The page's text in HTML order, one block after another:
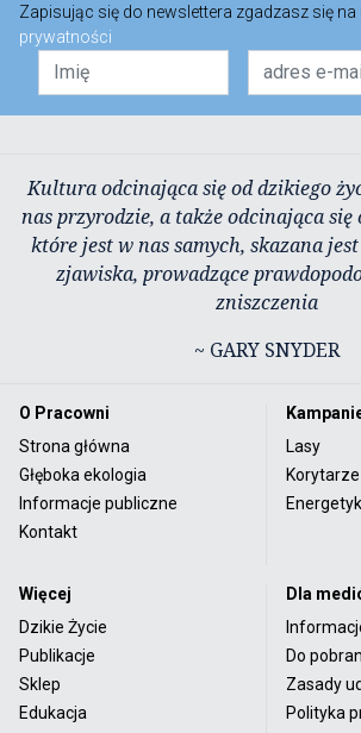
Zapisując się do newslettera zgadzasz się na
prywatności
Kultura odcinająca się od dzikiego
nas przyrodzie, a także odcinająca się
które jest w nas samych, skazana
zjawiska, prowadzące
zniszczenia
~ GARY SNYDER
O Pracowni
Strona główna
Głęboka ekologia
Informacje publiczne
Kontakt
Lasy
Więcej
Dzikie Życie
Publikacje
Sklep
Edukacja
Dla
Do
Zasady
Polityka